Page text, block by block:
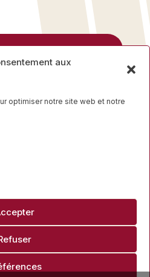
aux
optimiser notre site web et notre
Liège
16 34
Sport
Pg Design